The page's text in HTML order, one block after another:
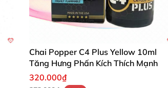
Chai Popper C4 Plus Yellow 10ml
Tăng Hưng Phấn Kích Thích Mạnh
320.000₫